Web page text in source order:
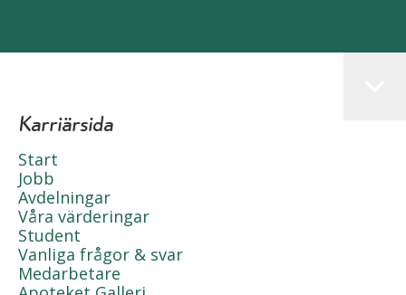
Karriärsida
Start
Jobb
Avdelningar
Våra värderingar
Student
Vanliga frågor & svar
Medarbetare